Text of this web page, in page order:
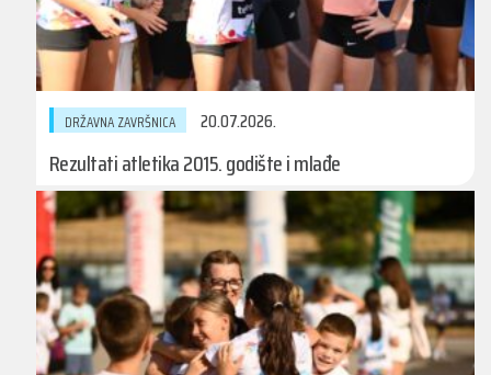
DRŽAVNA ZAVRŠNICA 20.07.2026.
Rezultati atletika 2015. godište i mlađe